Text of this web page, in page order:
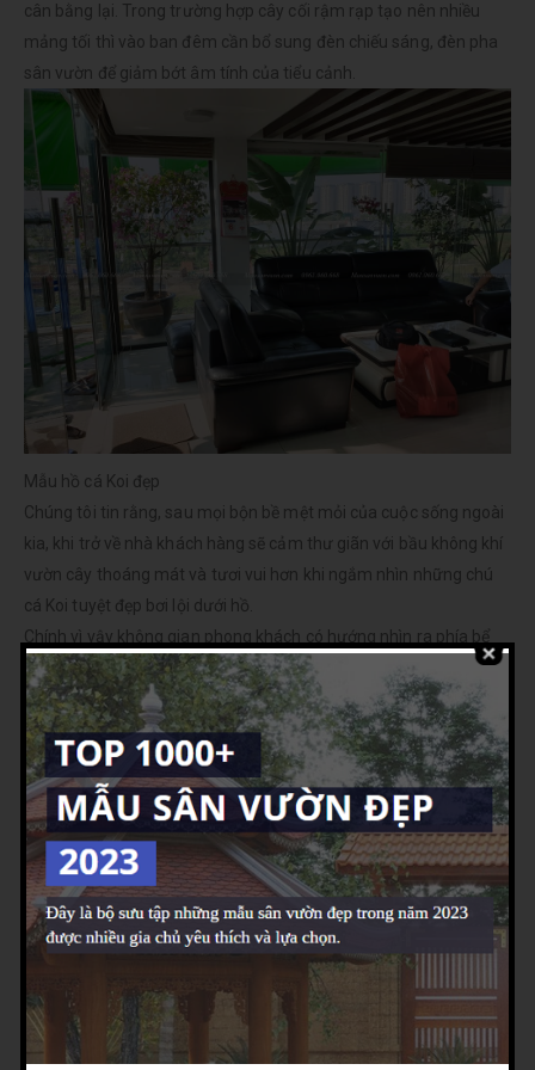
cân bằng lại. Trong trường hợp cây cối rậm rạp tạo nên nhiều
mảng tối thì vào ban đêm cần bổ sung đèn chiếu sáng, đèn pha
sân vườn để giảm bớt âm tính của tiểu cảnh.
Mẫu hồ cá Koi đẹp
Chúng tôi tin rằng, sau mọi bộn bề mệt mỏi của cuộc sống ngoài
kia, khi trở về nhà khách hàng sẽ cảm thư giãn với bầu không khí
vườn cây thoáng mát và tươi vui hơn khi ngắm nhìn những chú
cá Koi tuyệt đẹp bơi lội dưới hồ.
Chính vì vậy không gian phong khách có hướng nhìn ra phía bể
cá. Không gian hai bên được ngăn cách bởi các vách kính cường
lực. Gia chủ có thể vừa ngòi thư giãn trong phòng mà vẫn ngắm
nhìn không gian xinh đẹp bên ngoài.